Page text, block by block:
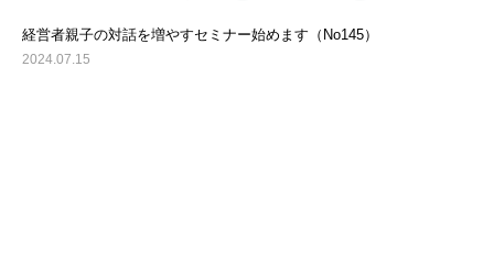
経営者親子の対話を増やすセミナー始めます（No145）
2024.07.15